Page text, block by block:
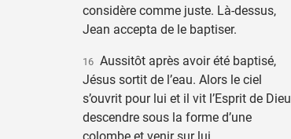
considère comme juste. Là-dessus,
Jean accepta de le baptiser.
16 Aussitôt après avoir été baptisé,
Jésus sortit de l’eau. Alors le ciel
s’ouvrit pour lui et il vit l’Esprit de Dieu
descendre sous la forme d’une